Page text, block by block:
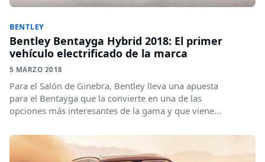
BENTLEY
Bentley Bentayga Hybrid 2018: El primer
vehículo electrificado de la marca
5 MARZO 2018
Para el Salón de Ginebra, Bentley lleva una apuesta
para el Bentayga que la convierte en una de las
opciones más interesantes de la gama y que viene...